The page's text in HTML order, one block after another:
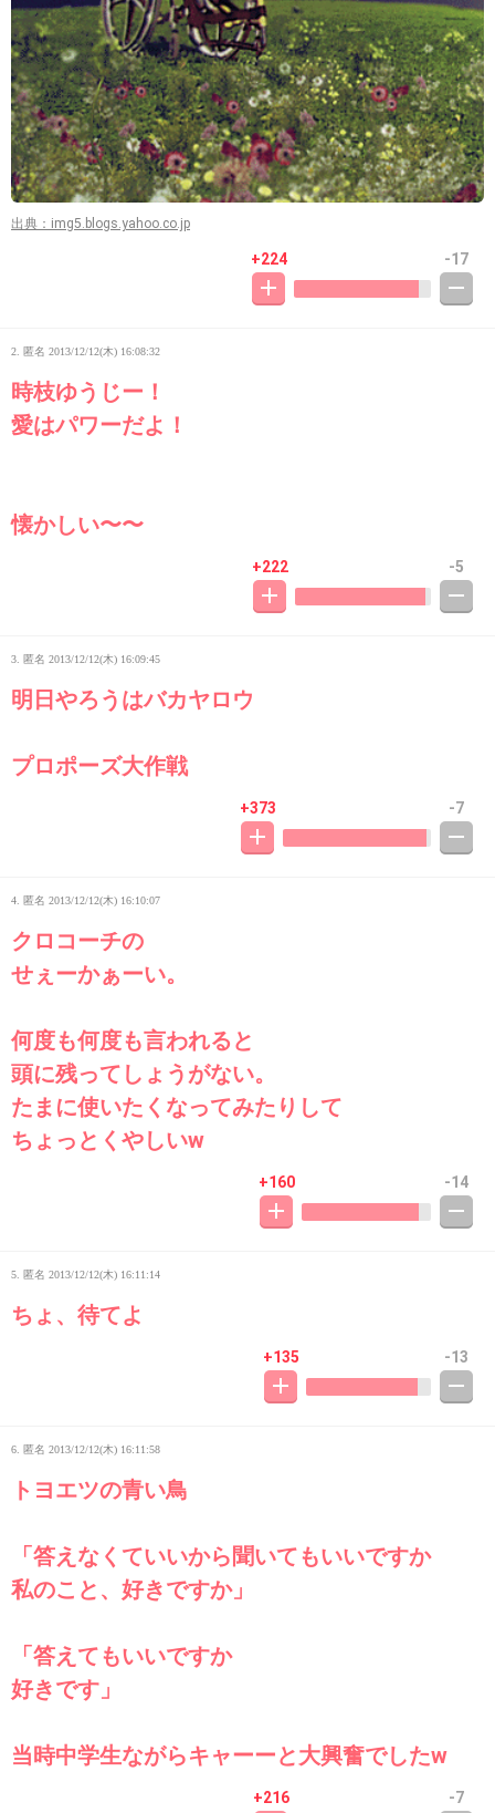
出典：img5.blogs.yahoo.co.jp
+224 -17
2. 匿名 2013/12/12(木) 16:08:32
時枝ゆうじー！
愛はパワーだよ！
懐かしい〜〜
+222 -5
3. 匿名 2013/12/12(木) 16:09:45
明日やろうはバカヤロウ
プロポーズ大作戦
+373 -7
4. 匿名 2013/12/12(木) 16:10:07
クロコーチの
せぇーかぁーい。
何度も何度も言われると
頭に残ってしょうがない。
たまに使いたくなってみたりして
ちょっとくやしいw
+160 -14
5. 匿名 2013/12/12(木) 16:11:14
ちょ、待てよ
+135 -13
6. 匿名 2013/12/12(木) 16:11:58
トヨエツの青い鳥
「答えなくていいから聞いてもいいですか
私のこと、好きですか」
「答えてもいいですか
好きです」
当時中学生ながらキャーーと大興奮でしたw
+216 -7